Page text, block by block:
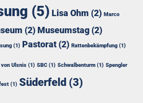
(5) Lisa Ohm (2) Marco
(2) Museumstag (2)
(1) Pastorat (2) Rattenbekämpfung (1)
von Ulsnis (1) SBC (1) Schwalbenturm (1) Spengler
(1) Süderfeld (3)